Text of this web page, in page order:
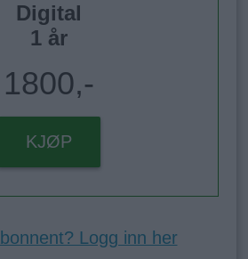
Digital
1 år
1800,-
KJØP
Logg inn her